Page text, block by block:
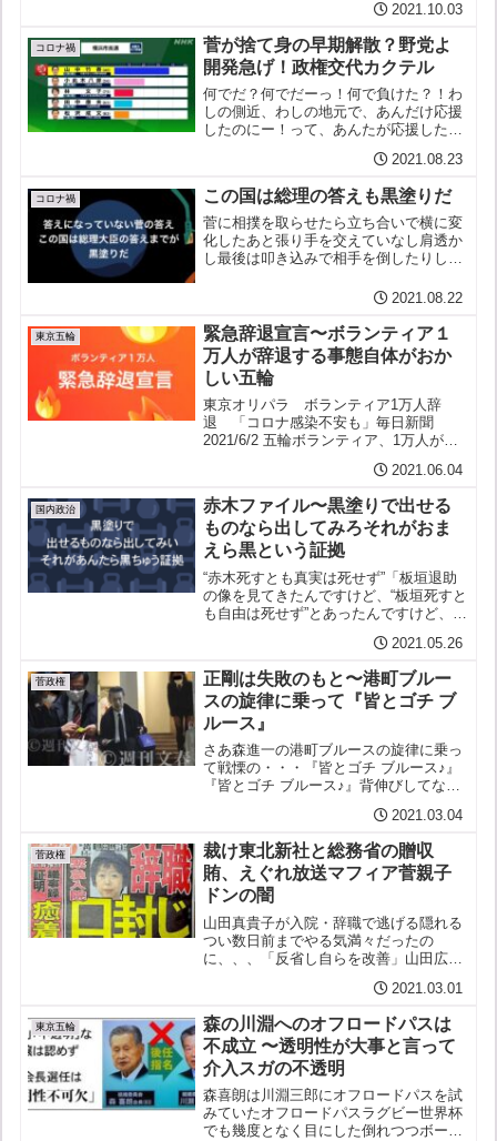
郎なんかを副総裁にして、自民党がちっ
とも変わっていない姿をまざまざと見せ
つけるって、これはもう不...
2021.10.03
コロナ禍
菅が捨て身の早期解散？野党よ
開発急げ！政権交代カクテル
何でだ？何でだーっ！何で負けた？！わ
しの側近、わしの地元で、あんだけ応援
したのにー！って、あんたが応援したか
2021.08.23
コロナ禍 この国は総理の答えも黒塗りだ
菅に相撲を取らせたら立ち合いで横に変
化したあと張り手を交えていなし肩透か
し最後は叩き込みで相手を倒したりして
あとにするといった取り口に違いないそ
に正面からまっこう勝負し...
2021.08.22
東京五輪
緊急辞退宣言〜ボランティア１
万人が辞退する事態自体がおか
しい五輪
東京オリパラ ボランティア1万人辞
退 「コロナ感染不安も」毎日新聞
2021/6/2 五輪ボランティア、1万人が辞
2021年6月2日 東京五輪・パラのボラン
ティア 約8万人のうち1万人辞退NHK
2021年...
2021.06.04
国内政治
赤木ファイル〜黒塗りで出せる
ものなら出してみろそれがおま
えら黒という証拠
“赤木死すとも真実は死せず”「板垣退助
の像を見てきたんですけど、“板垣死すと
も自由は死せず”とあったんですけど、そ
いうのを感じました」（赤木雅子さん／
高知にて）
2021.05.26
菅政権
正剛は失敗のもと〜港町ブルー
スの旋律に乗って『皆とゴチ ブ
ルース』
さあ森進一の港町ブルースの旋律に乗っ
て戦慄の・・・『皆とゴチ ブルース♪』
『皆とゴチ ブルース♪』背伸びしてなる
なたに送ったササニシキかえして皆と
皆と飲み食い スガ正剛♪「一人一問」
に限る記者「このあと...
2021.03.04
菅政権
裁け東北新社と総務省の贈収
賄、えぐれ放送マフィア菅親子
ドンの闇
山田真貴子が入院・辞職で逃げる隠れる
つい数日前までやる気満々だったの
に、、、「反省し自らを改善」山田広報
菅首相「女性広報官として期待」７万円
接待の山田真貴子氏を続投の考え2月24
日 だったのに次なる文...
2021.03.01
東京五輪
森の川淵へのオフロードパスは
不成立 〜透明性が大事と言って
介入スガの不透明
森喜朗は川淵三郎にオフロードパスを試
みていたオフロードパスラグビー世界杯
でも幾度となく目にした倒れつつボール